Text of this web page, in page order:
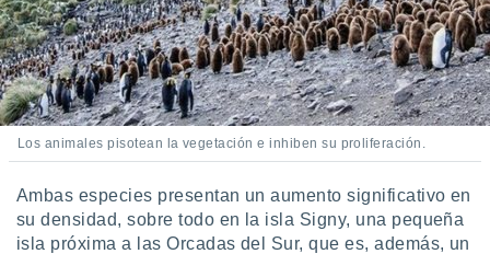
en
interés
a lo que
Para
su
u
datos
en
en
Los animales pisotean la vegetación e inhiben su proliferación.
Ambas especies presentan un aumento significativo en
su densidad, sobre todo en la isla Signy, una pequeña
isla próxima a las Orcadas del Sur, que es, además, un